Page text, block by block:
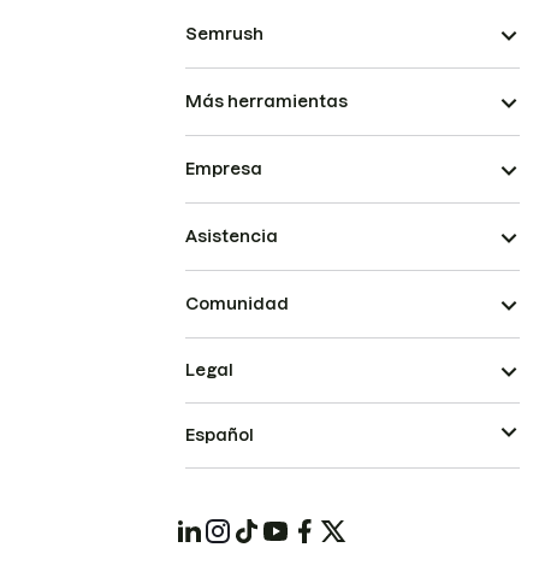
Semrush
Más herramientas
Empresa
Asistencia
Comunidad
Legal
Español